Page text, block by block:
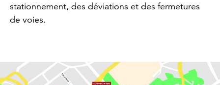
stationnement, des déviations et des fermetures
de voies.